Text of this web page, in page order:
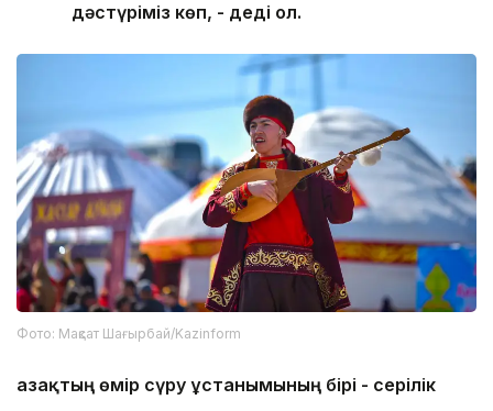
дәстүріміз көп, - деді ол.
Фото: Мақсат Шағырбай/Kazinform
Қазақтың өмір сүру ұстанымының бірі - серілік